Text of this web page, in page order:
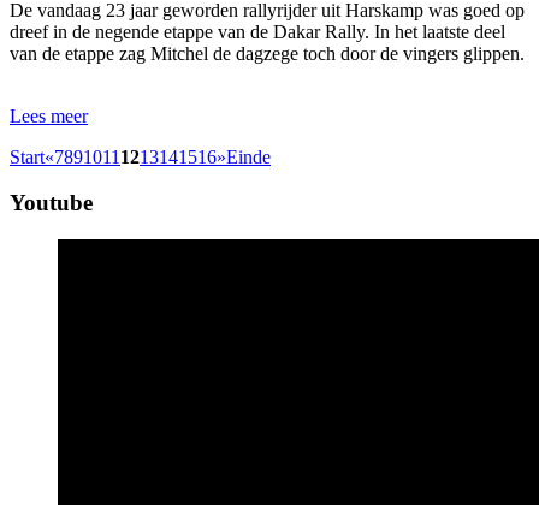
De vandaag 23 jaar geworden rallyrijder uit Harskamp was goed op
dreef in de negende etappe van de Dakar Rally. In het laatste deel
van de etappe zag Mitchel de dagzege toch door de vingers glippen.
Lees meer
Start«7891011 1213141516»Einde
Youtube